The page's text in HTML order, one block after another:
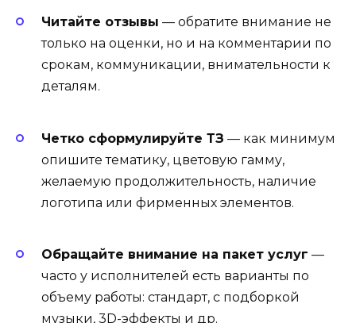
Читайте отзывы — обратите внимание не
только на оценки, но и на комментарии по
срокам, коммуникации, внимательности к
деталям.
Четко сформулируйте ТЗ — как минимум
опишите тематику, цветовую гамму,
желаемую продолжительность, наличие
логотипа или фирменных элементов.
Обращайте внимание на пакет услуг —
часто у исполнителей есть варианты по
объему работы: стандарт, с подборкой
музыки, 3D-эффекты и др.